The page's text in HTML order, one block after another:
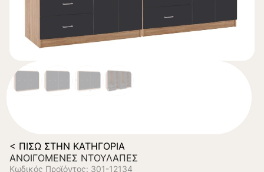
< ΠΊΣΩ ΣΤΗΝ ΚΑΤΗΓΟΡΊΑ
ΑΝΟΙΓΌΜΕΝΕΣ ΝΤΟΥΛΆΠΕΣ
Κωδικός Προϊόντος: 301-12134